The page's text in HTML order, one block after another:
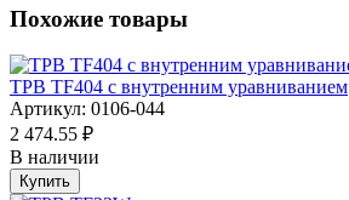
Похожие товары
ТРВ TF404 с внутренним уравниванием
Артикул: 0106-044
2 474.55 ₽
В наличии
Купить